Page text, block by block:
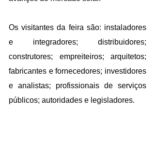
Os visitantes da feira são: instaladores
e integradores; distribuidores;
construtores; empreiteiros; arquitetos;
fabricantes e fornecedores; investidores
e analistas; profissionais de serviços
públicos; autoridades e legisladores.